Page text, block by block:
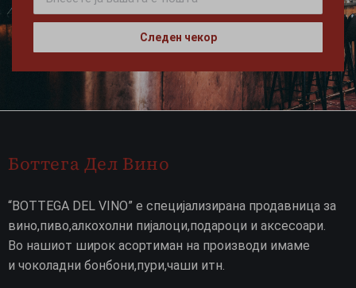
Следен чекор
Боттега Дел Вино
“BOTTEGA DEL VINO” е специјализирана продавница за
вино,пиво,алкохолни пијалоци,подароци и аксесоари.
Во нашиот широк асортиман на производи имаме
и чоколадни бонбони,пури,чаши итн.